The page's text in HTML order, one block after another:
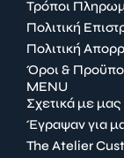
Τρόποι
Πολιτική
Πολιτική
Όροι &
MENU
Σχετικά με μας
Έγραψαν για
The Atelier